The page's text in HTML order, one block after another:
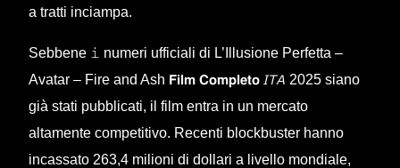
a tratti inciampa.
Sebbene 𝚒 numeri ufficiali di L’Illusione Perfetta –
Avatar – Fire and Ash 𝗙𝗶𝗹𝗺 𝗖𝗼𝗺𝗽𝗹𝗲𝘁𝗼 𝘐𝘛𝘈 2025 siano
già stati pubblicati, il film entra in un mercato
altamente competitivo. Recenti blockbuster hanno
incassato 263,4 milioni di dollari a livello mondiale,